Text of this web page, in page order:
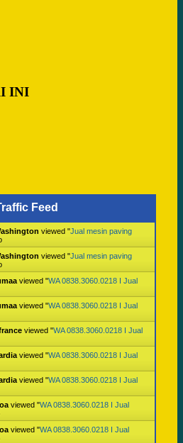
INI
Feed
viewed "Jual mesin paving
viewed "Jual mesin paving
viewed "WA 0838.3060.0218 I Jual
viewed "WA 0838.3060.0218 I Jual
viewed "WA 0838.3060.0218 I Jual
viewed "WA 0838.3060.0218 I Jual
viewed "WA 0838.3060.0218 I Jual
viewed "WA 0838.3060.0218 I Jual
viewed "WA 0838.3060.0218 I Jual